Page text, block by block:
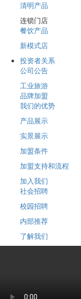
清明产品
连锁门店
餐饮产品
新模式店
投资者关系
公司公告
工业旅游
品牌加盟
我们的优势
产品展示
实景展示
加盟条件
加盟支持和流程
加入我们
社会招聘
校园招聘
内部推荐
了解我们